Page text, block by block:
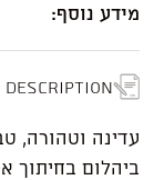
מידע נוסף:
Description
עדינה וטהורה,